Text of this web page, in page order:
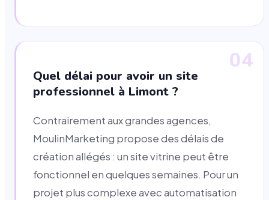
04
Quel délai pour avoir un site
professionnel à Limont ?
Contrairement aux grandes agences,
MoulinMarketing propose des délais de
création allégés : un site vitrine peut être
fonctionnel en quelques semaines. Pour un
projet plus complexe avec automatisation